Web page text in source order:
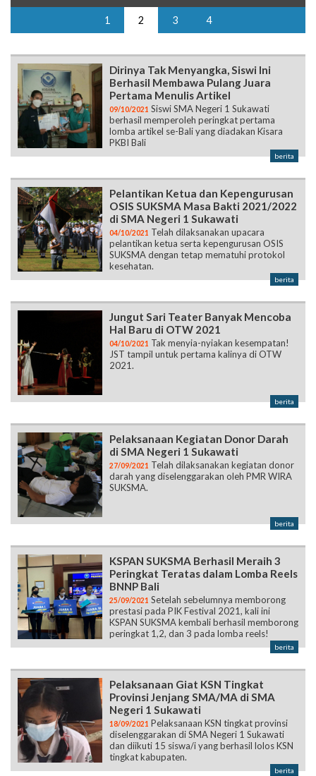
1 2 3 4
Dirinya Tak Menyangka, Siswi Ini
Berhasil Membawa Pulang Juara
Pertama Menulis Artikel
09/10/2021 Siswi SMA Negeri 1 Sukawati
berhasil memperoleh peringkat pertama
lomba artikel se-Bali yang diadakan Kisara
PKBI Bali
berita
Pelantikan Ketua dan Kepengurusan
OSIS SUKSMA Masa Bakti 2021/2022
di SMA Negeri 1 Sukawati
04/10/2021 Telah dilaksanakan upacara
pelantikan ketua serta kepengurusan OSIS
SUKSMA dengan tetap mematuhi protokol
kesehatan.
berita
Jungut Sari Teater Banyak Mencoba
Hal Baru di OTW 2021
04/10/2021 Tak menyia-nyiakan kesempatan!
JST tampil untuk pertama kalinya di OTW
2021.
berita
Pelaksanaan Kegiatan Donor Darah
di SMA Negeri 1 Sukawati
27/09/2021 Telah dilaksanakan kegiatan donor
darah yang diselenggarakan oleh PMR WIRA
SUKSMA.
berita
KSPAN SUKSMA Berhasil Meraih 3
Peringkat Teratas dalam Lomba Reels
BNNP Bali
25/09/2021 Setelah sebelumnya memborong
prestasi pada PIK Festival 2021, kali ini
KSPAN SUKSMA kembali berhasil memborong
peringkat 1,2, dan 3 pada lomba reels!
berita
Pelaksanaan Giat KSN Tingkat
Provinsi Jenjang SMA/MA di SMA
Negeri 1 Sukawati
18/09/2021 Pelaksanaan KSN tingkat provinsi
diselenggarakan di SMA Negeri 1 Sukawati
dan diikuti 15 siswa/i yang berhasil lolos KSN
tingkat kabupaten.
berita